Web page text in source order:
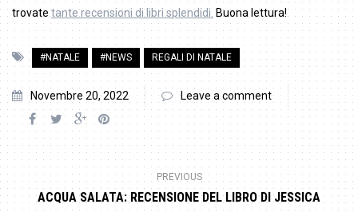
trovatetante recensioni di libri splendidi. Buona lettura!
#NATALE #NEWS REGALI DI NATALE
Novembre 20, 2022 Leave a comment
PREVIOUS
ACQUA SALATA: RECENSIONE DEL LIBRO DI JESSICA